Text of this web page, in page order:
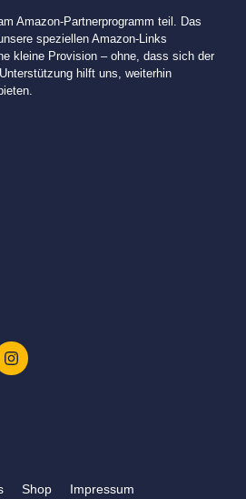
Amazon-Partnerprogramm teil. Das
speziellen Amazon-Links
kleine Provision – ohne, dass sich der
hilft uns, weiterhin
Shop Impressum